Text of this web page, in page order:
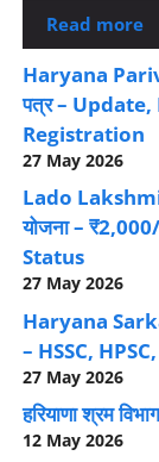
Read more
Haryana
पत्र –
Registration
27 May 2026
Lado Lakshmi
योजना –
Status
27 May 2026
Haryana
– HSSC,
27 May 2026
हरियाणा श्रम
12 May 2026